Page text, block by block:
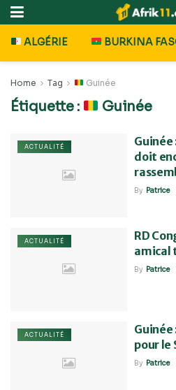
ALGÉRIE BURKINA
Home Tag Guinée
Étiquette : Guinée
ACTUALITÉ
Guinée
doit
By Patrice
ACTUALITÉ
RD
amical
By Patrice
ACTUALITÉ
Guinée
pour le
By Patrice